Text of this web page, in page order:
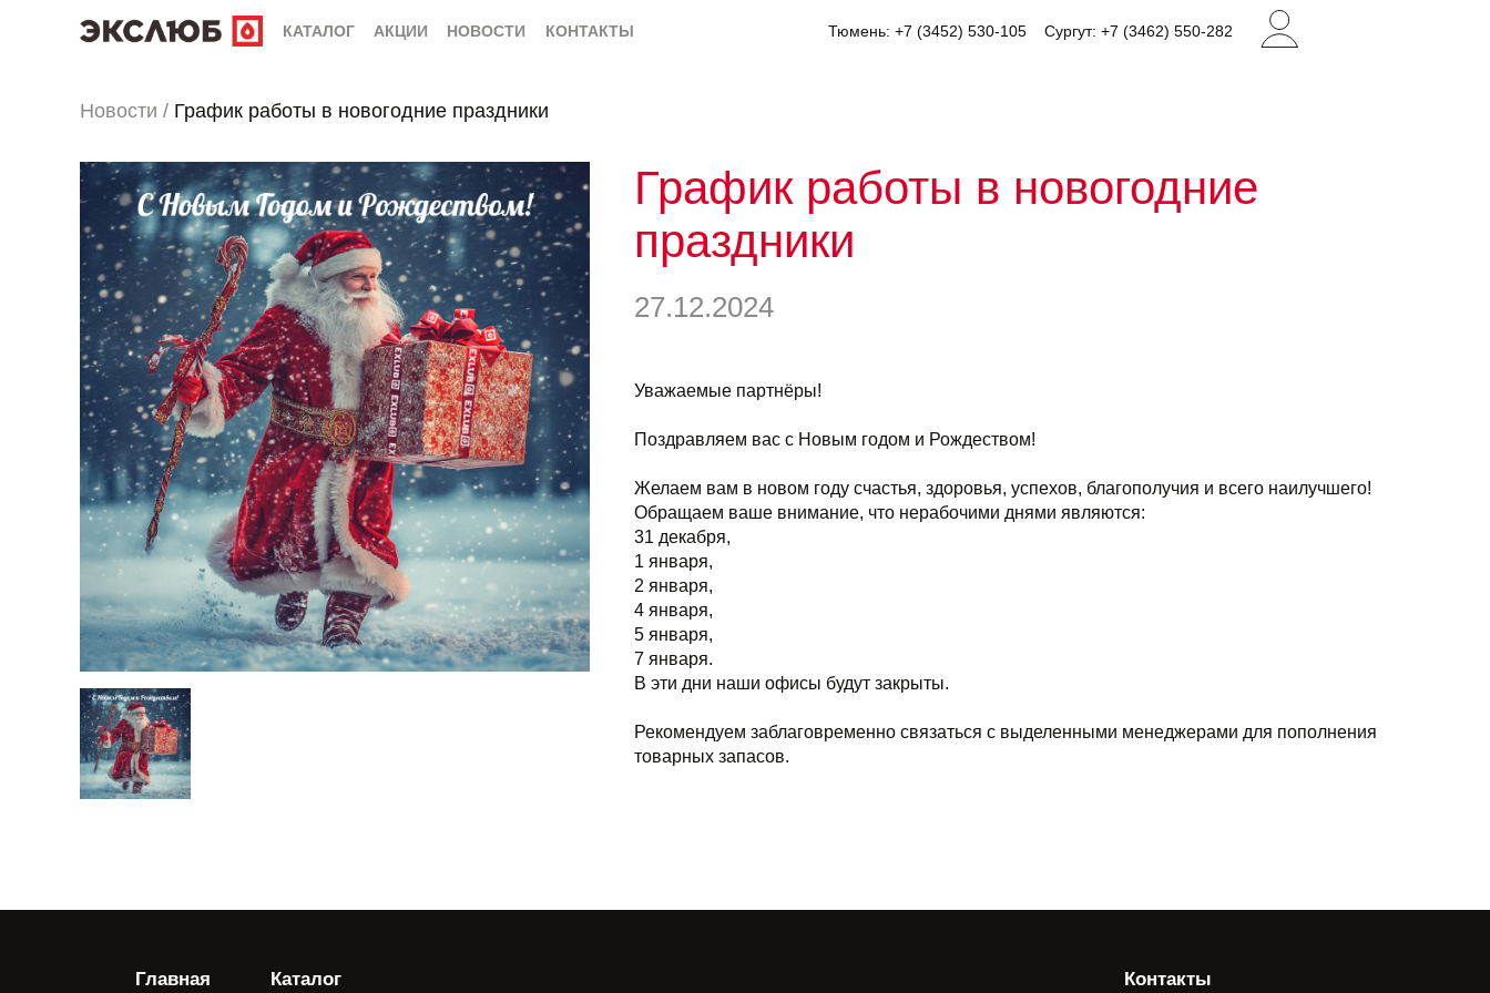
КАТАЛОГ АКЦИИ НОВОСТИ КОНТАКТЫ Тюмень: +7 (3452) 530-105 Сургут: +7 (3462) 550-282
Новости / График работы в новогодние праздники
График работы в новогодние
праздники
27.12.2024
Уважаемые партнёры!
Поздравляем вас с Новым годом и Рождеством!
Желаем вам в новом году счастья, здоровья, успехов, благополучия и всего наилучшего!
Обращаем ваше внимание, что нерабочими днями являются:
31 декабря,
1 января,
2 января,
4 января,
5 января,
7 января.
В эти дни наши офисы будут закрыты.
Рекомендуем заблаговременно связаться с выделенными менеджерами для пополнения
товарных запасов.
Главная Каталог Контакты